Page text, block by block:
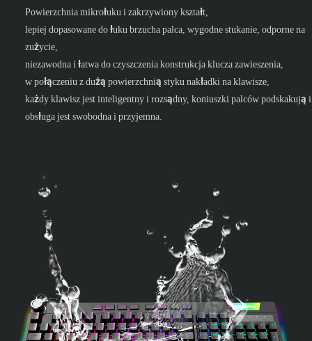
Powierzchnia mikrołuku i zakrzywiony kształt,
lepiej dopasowane do łuku brzucha palca, wygodne stukanie, odporne na
zużycie,
niezawodna i łatwa do czyszczenia konstrukcja klucza zawieszenia,
w połączeniu z dużą powierzchnią styku nakładki na klawisze,
każdy klawisz jest inteligentny i rozsądny, koniuszki palców podskakują i
obsługa jest swobodna i przyjemna.